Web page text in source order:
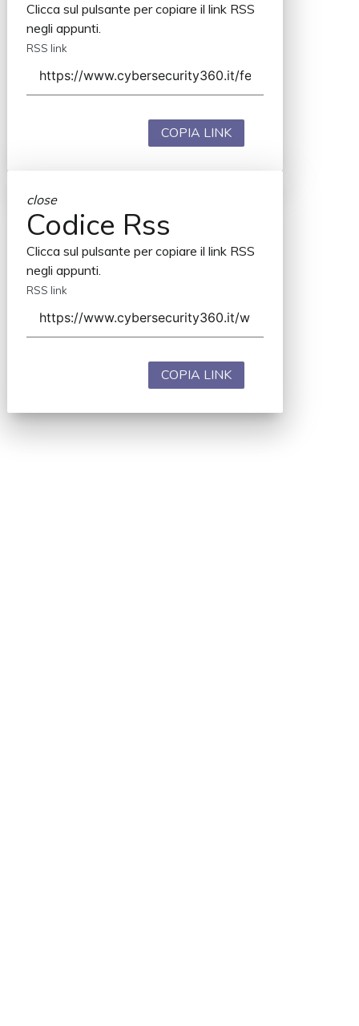
Clicca sul pulsante per copiare il link RSS
negli appunti.
RSS link
COPIA LINK
close
Codice Rss
Clicca sul pulsante per copiare il link RSS
negli appunti.
RSS link
COPIA LINK